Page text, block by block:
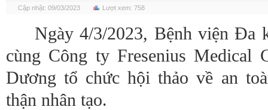
Cập nhật: 09/03/2023 Lượt xem: 758
Ngày 4/3/2023, Bệnh viện Đa
cùng Công ty Fresenius Medical
Dương tổ chức hội thảo về an
thận nhân tạo.